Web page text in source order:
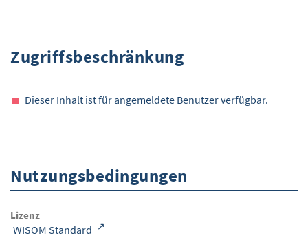
Zugriffsbeschränkung
Dieser Inhalt ist für angemeldete Benutzer verfügbar.
Nutzungsbedingungen
Lizenz
WISOM Standard